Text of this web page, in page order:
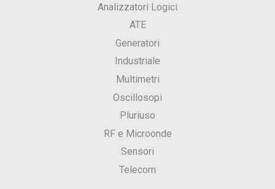
Analizzatori Logici
ATE
Generatori
Industriale
Multimetri
Oscillosopi
Pluriuso
RF e Microonde
Sensori
Telecom